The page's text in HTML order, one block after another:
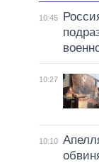
10:45
10:27
10:10